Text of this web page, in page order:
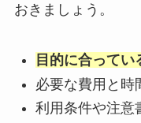
おきましょう。
目的に合ってい
必要な費用と時
利用条件や注意